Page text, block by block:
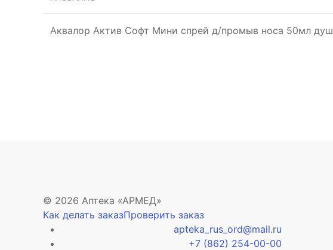
Аквалор Актив Софт Мини спрей д/промыв носа 50мл душ
© 2026 Аптека «АРМЕД»
Как делать заказПроверить заказ
apteka_rus_ord@mail.ru
+7 (862) 254-00-00